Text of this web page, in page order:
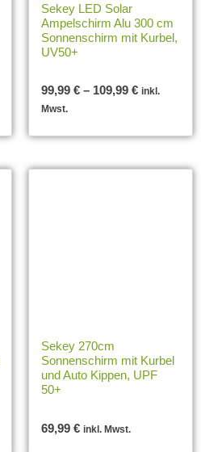
Sekey LED Solar
Ampelschirm Alu 300 cm
Sonnenschirm mit Kurbel,
UV50+
99,99 € – 109,99 € inkl.
Mwst.
Sekey 270cm
Sonnenschirm mit Kurbel
und Auto Kippen, UPF
50+
69,99 € inkl. Mwst.